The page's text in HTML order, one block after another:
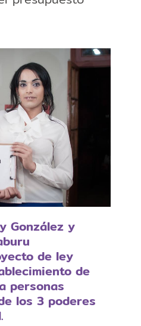
González y
de ley
de
personas
los 3 poderes